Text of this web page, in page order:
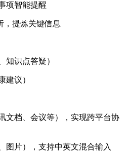
项智能提醒
，提炼关键信息
知识点答疑）
建议）
文档、会议等），实现跨平台协
图片），支持中英文混合输入